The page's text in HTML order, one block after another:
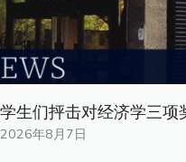
学生们抨击对经济学三项
2026年8月7日